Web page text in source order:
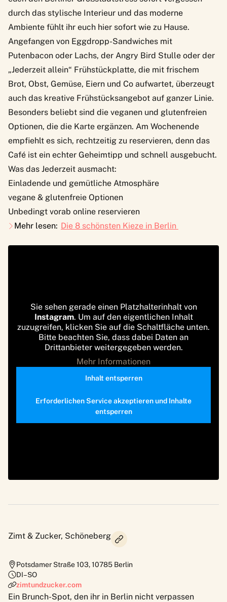
durch das stylische Interieur und das moderne
Ambiente fühlt ihr euch hier sofort wie zu Hause.
Angefangen von Eggdropp-Sandwiches mit
Putenbacon oder Lachs, der Angry Bird Stulle oder der
„Jederzeit allein“ Frühstückplatte, die mit frischem
Brot, Obst, Gemüse, Eiern und Co aufwartet, überzeugt
auch das kreative Frühstücksangebot auf ganzer Linie.
Besonders beliebt sind die veganen und glutenfreien
Optionen, die die Karte ergänzen. Am Wochenende
empfiehlt es sich, rechtzeitig zu reservieren, denn das
Café ist ein echter Geheimtipp und schnell ausgebucht.
Was das Jederzeit ausmacht:
Einladende und gemütliche Atmosphäre
vegane & glutenfreie Optionen
Unbedingt vorab online reservieren
Mehr lesen: Die 8 schönsten Kieze in Berlin
Sie sehen gerade einen Platzhalterinhalt von
Instagram. Um auf den eigentlichen Inhalt
zuzugreifen, klicken Sie auf die Schaltfläche unten.
Bitte beachten Sie, dass dabei Daten an
Drittanbieter weitergegeben werden.
Mehr Informationen
Inhalt entsperren
Erforderlichen Service akzeptieren und Inhalte
entsperren
Zimt & Zucker, Schöneberg
Potsdamer Straße 103,10785 Berlin
DI–SO
zimtundzucker.com
Ein Brunch-Spot, den ihr in Berlin nicht verpassen